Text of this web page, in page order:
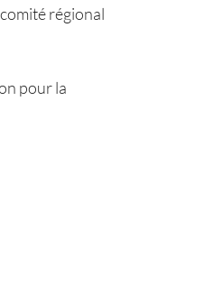
régional
pour la